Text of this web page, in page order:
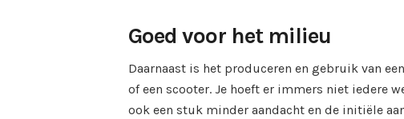
Goed voor het milieu
Daarnaast is het produceren en gebruik van
of een scooter. Je hoeft er immers niet iedere
ook een stuk minder aandacht en de initiële